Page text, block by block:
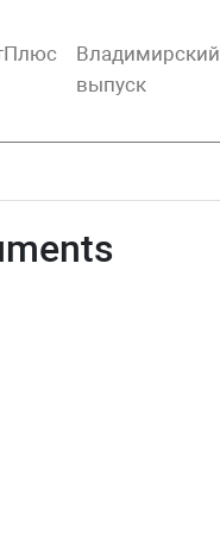
Владимирский
выпуск